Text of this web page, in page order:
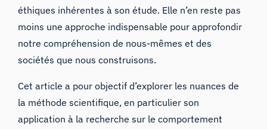
éthiques inhérentes à son étude. Elle n’en reste pas
moins une approche indispensable pour approfondir
notre compréhension de nous-mêmes et des
sociétés que nous construisons.
Cet article a pour objectif d’explorer les nuances de
la méthode scientifique, en particulier son
application à la recherche sur le comportement